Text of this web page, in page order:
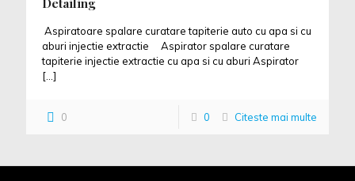
Detailing
Aspiratoare spalare curatare tapiterie auto cu apa si cu
aburi injectie extractie Aspirator spalare curatare
tapiterie injectie extractie cu apa si cu aburi Aspirator
[…]
0 0 Citeste mai multe